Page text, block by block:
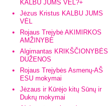
KALBU JUMS VĖL?+
Jėzus Kristus KALBU JUMS
VĖL
Rojaus Trejybė AKIMIRKOS
AMŽINYBĖ
Algimantas KRIKŠČIONYBĖS
DUŽENOS
Rojaus Trejybės Asmenų-AŠ
ESU mokymai
Jėzaus ir Kūrėjo kitų Sūnų ir
Dukrų mokymai